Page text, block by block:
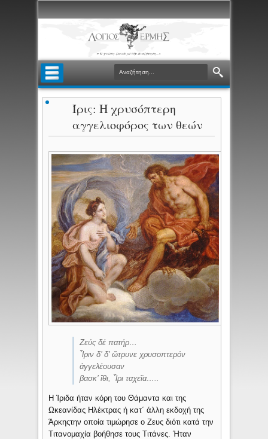
Ίρις: Η χρυσόπτερη
αγγελιοφόρος των θεών
Ζεύς δέ πατήρ…
Ἶριν δ’ δ’ ὤτρυνε χρυσοπτερόν
ἀγγελέουσαν
βασκ’ ἴθι, Ἶρι ταχεῖα…..
Η Ίριδα ήταν κόρη του Θάμαντα και της
Ωκεανίδας Ηλέκτρας ή κατ΄ άλλη εκδοχή της
Άρκηςτην οποία τιμώρησε ο Ζευς διότι κατά την
Τιτανομαχία βοήθησε τους Τιτάνες. Ήταν